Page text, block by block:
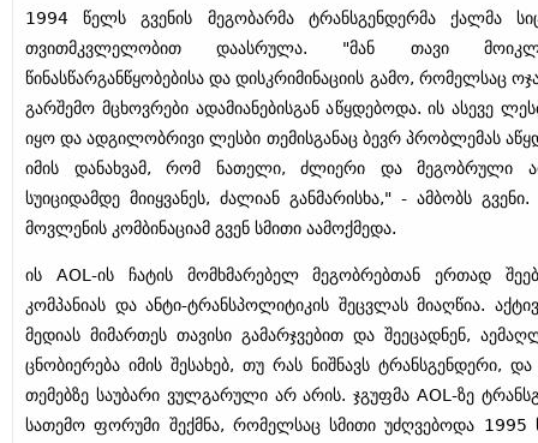
1994 წელს გვენის მეგობარმა ტრანსგენდერმა ქალმა
თვითმკვლელობით დაასრულა. "მან თავი
წინასწარგანწყობებისა და დისკრიმინაციის გამო, რომელსაც
გარშემო მცხოვრები ადამიანებისგან აწყდებოდა. ის ასევე
იყო და ადგილობრივი ლესბი თემისგანაც ბევრ პრობლემას
იმის დანახვამ, რომ ნათელი, ძლიერი და მეგობრული
სუიციდამდე მიიყვანეს, ძალიან განმარისხა," - ამბობს
მოვლენის კომბინაციამ გვენ სმითი აამოქმედა.
ის AOL-ის ჩატის მომხმარებელ მეგობრებთან ერთად
კომპანიას და ანტი-ტრანსპოლიტიკის შეცვლას მიაღწია.
მედიას მიმართეს თავისი გამარჯვებით და შეეცადნენ,
ცნობიერება იმის შესახებ, თუ რას ნიშნავს ტრანსგენდერი,
თემებზე საუბარი ვულგარული არ არის. ჯგუფმა AOL-ზე
სათემო ფორუმი შექმნა, რომელსაც სმითი უძღვებოდა 1995